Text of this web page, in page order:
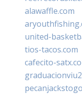
alawaffle.com
united-
tios-tacos.com
cafecito-